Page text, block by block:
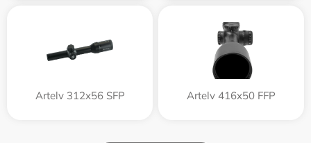
Artelv 312x56 SFP Artelv 416x50 FFP